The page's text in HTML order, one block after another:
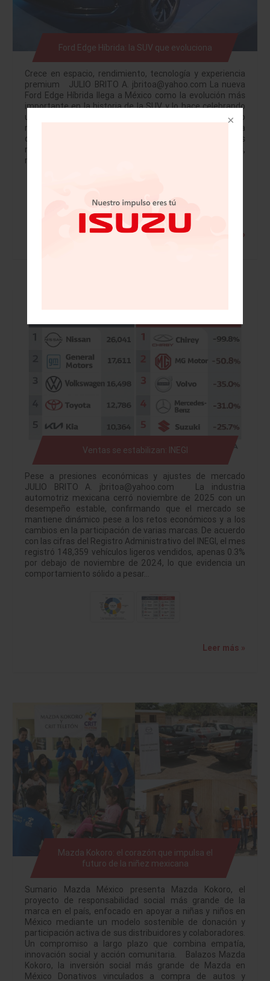
Ford Edge Híbrida: la SUV que evoluciona
Crece en espacio, rendimiento, tecnología y experiencia
premium JULIO BRITO A. jbritoa@yahoo.com La nueva
Ford Edge Híbrida llega a México como la evolución más
importante en la historia de la SUV, y lo hace celebrando
un hito: los 100 años de Ford en el país. Este lanzamiento
no es uno más en el calendario de la marca: es una
declaración de cómo Ford entiende a las familias
mexicanas actuales, que son diversas, activas,
multifacéticas y exigentes. Y justamente esa…
Leer más »
Ventas se estabilizan: INEGI
Pese a presiones económicas y ajustes de mercado
JULIO BRITO A. jbritoa@yahoo.com La industria
automotriz mexicana cerró noviembre de 2025 con un
desempeño estable, confirmando que el mercado se
mantiene dinámico pese a los retos económicos y a los
cambios en la participación de varias marcas. De acuerdo
con las cifras del Registro Administrativo del INEGI, el mes
registró 148,359 vehículos ligeros vendidos, apenas 0.3%
por debajo de noviembre de 2024, lo que evidencia un
comportamiento sólido a pesar…
Leer más »
Mazda Kokoro: el corazón que impulsa el
futuro de la niñez mexicana
Sumario Mazda México presenta Mazda Kokoro, el
proyecto de responsabilidad social más grande de la
marca en el país, enfocado en apoyar a niñas y niños en
México mediante un modelo sostenible de donación y
participación activa de sus distribuidores y colaboradores.
Un compromiso a largo plazo que combina empatía,
innovación social y acción comunitaria. Balazos Mazda
Kokoro, la inversión social más grande de Mazda en
México Donativos vinculados a compra de autos y